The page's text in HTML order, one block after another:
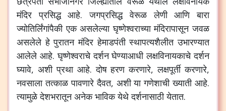
मंदिर प्रसिद्ध आहे.जगप्रसिद्ध वेरूळ लेणी आणि बारा
ज्योतिर्लिंगांपैकी एक असलेल्या घृष्णेश्वराच्या मंदिरापासून जवळ
असलेले हे पुरातन मंदिर हेमाडपंती स्थापत्यशैलीत उभारण्यात
आलेले आहे.घृष्णेश्वराचे दर्शन घेण्याआधी लक्षविनायकाचे दर्शन
घ्यावे, अशी प्रथा आहे.दोष हरण करणारे,लक्षपूर्ती करणारे,
नवसाला तत्काळ पावणारे दैवत, अशी या गणेशाची ख्याती आहे.
त्यामुळे देशभरातून अनेक भाविक येथे दर्शनासाठी येतात.